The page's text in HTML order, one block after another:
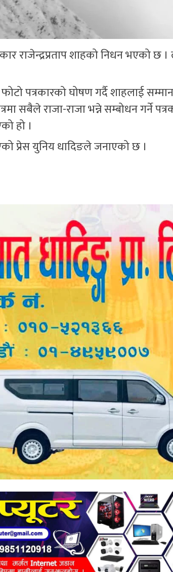
राजेन्द्रप्रताप शाहको निधन भएको छ ।
पत्रकारको घोषण गर्दै शाहलाई
सबैले राजा-राजा भन्ने सम्बोधन गर्ने
हो ।
प्रेस युनिय धादिङले जनाएको छ ।